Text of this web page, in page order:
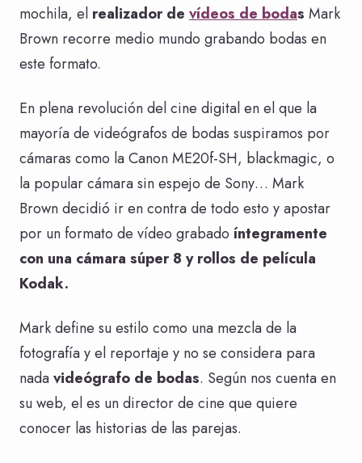
mochila, el realizador de vídeos de bodas Mark
Brown recorre medio mundo grabando bodas en
este formato.
En plena revolución del cine digital en el que la
mayoría de videógrafos de bodas suspiramos por
cámaras como la Canon ME20f-SH, blackmagic, o
la popular cámara sin espejo de Sony… Mark
Brown decidió ir en contra de todo esto y apostar
por un formato de vídeo grabado íntegramente
con una cámara súper 8 y rollos de película
Kodak.
Mark define su estilo como una mezcla de la
fotografía y el reportaje y no se considera para
nadavideógrafo de bodas. Según nos cuenta en
su web, el es un director de cine que quiere
conocer las historias de las parejas.